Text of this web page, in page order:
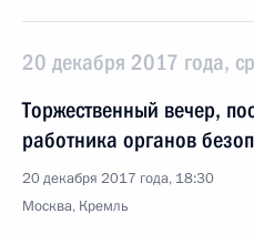
20 декабря 2017 года,
Торжественный вечер,
работника органов
20 декабря 2017 года, 18:30
Москва, Кремль